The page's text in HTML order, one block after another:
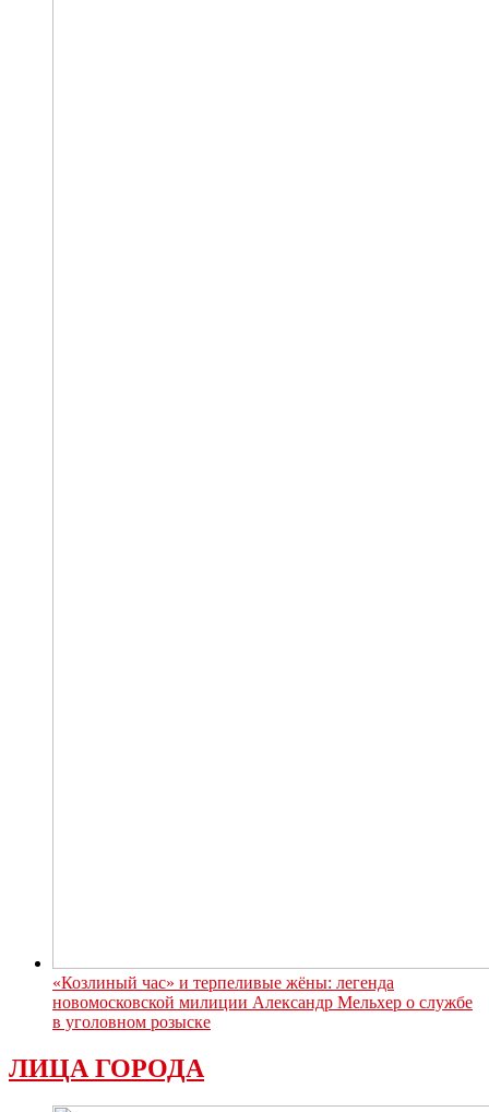
«Козлиный час» и терпеливые жёны: легенда
новомосковской милиции Александр Мельхер о службе
в уголовном розыске
ЛИЦА ГОРОДА